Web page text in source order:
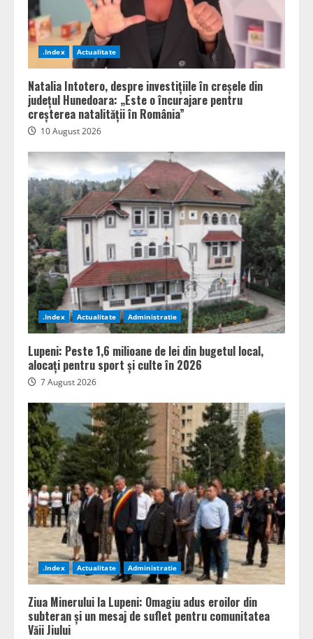
.Index Actualitate
Natalia Intotero, despre investițiile în creșele din
județul Hunedoara: „Este o încurajare pentru
creșterea natalității în România”
10 August 2026
.Index Actualitate Administratie
Lupeni: Peste 1,6 milioane de lei din bugetul local,
alocați pentru sport și culte în 2026
7 August 2026
.Index Actualitate Administratie
Ziua Minerului la Lupeni: Omagiu adus eroilor din
subteran și un mesaj de suflet pentru comunitatea
Văii Jiului